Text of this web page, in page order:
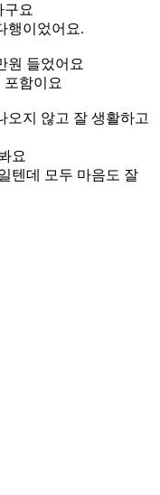
구요
행이었어요.
원 들었어요
포함이요
오지 않고 잘 생활하고
요
텐데 모두 마음도 잘